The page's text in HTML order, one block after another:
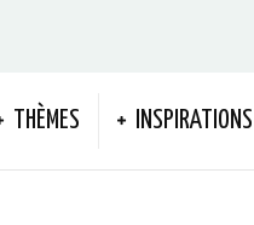
THÈMES INSPIRATIONS